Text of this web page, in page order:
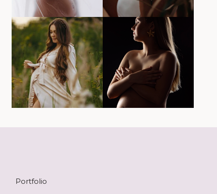
Portfolio